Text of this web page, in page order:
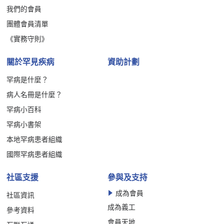
我們的會員
團體會員清單
《實務守則》
關於罕見疾病
罕病是什麼？
病人名冊是什麼？
罕病小百科
罕病小書架
本地罕病患者組織
國際罕病患者組織
資助計劃
社區支援
社區資訊
參考資料
參與及支持
成為會員
成為義工
會員天地